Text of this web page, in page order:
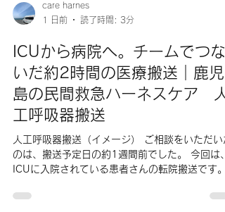
care harnes
1 日前
読了時間: 3分
ICUから病院へ。チームでつな
いだ約2時間の医療搬送｜鹿児
島の民間救急ハーネスケア 人
工呼吸器搬送